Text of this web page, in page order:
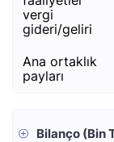
vergi
gideri/geliri
ana ortaklık
payları
Bilanço (Bin